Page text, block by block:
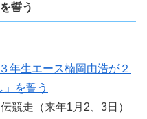
誓う
年生エース楠岡由浩が２
を誓う
競走（来年1月2、3日）